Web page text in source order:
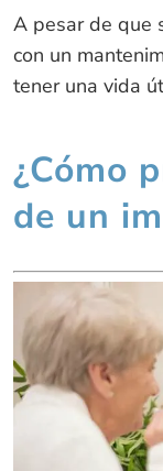
A pesar de que
con un
tener una vida
¿Cómo
de un